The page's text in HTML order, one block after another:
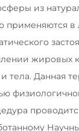
из
применяются в
жировых
тела. Данная